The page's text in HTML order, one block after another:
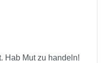
Hab Mut zu handeln!